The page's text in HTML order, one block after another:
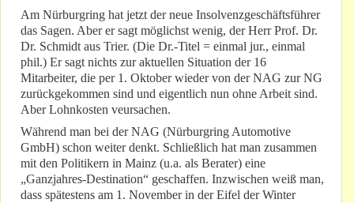
Am Nürburgring hat jetzt der neue Insolvenzgeschäftsführer
das Sagen. Aber er sagt möglichst wenig, der Herr Prof. Dr.
Dr. Schmidt aus Trier. (Die Dr.-Titel = einmal jur., einmal
phil.) Er sagt nichts zur aktuellen Situation der 16
Mitarbeiter, die per 1. Oktober wieder von der NAG zur NG
zurückgekommen sind und eigentlich nun ohne Arbeit sind.
Aber Lohnkosten veursachen.
Während man bei der NAG (Nürburgring Automotive
GmbH) schon weiter denkt. Schließlich hat man zusammen
mit den Politikern in Mainz (u.a. als Berater) eine
„Ganzjahres-Destination“ geschaffen. Inzwischen weiß man,
dass spätestens am 1. November in der Eifel der Winter